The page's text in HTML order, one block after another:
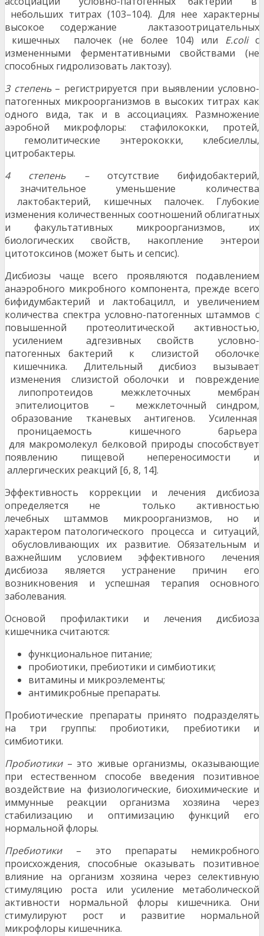
небольших титрах (103–104). Для нее характерны
высокое содержание лактазоотрицательных
кишечных палочек (не более 104) или Е.coliс
измененными ферментативными свойствами (не
способных гидролизовать лактозу).
3 степень – регистрируется при выявлении условно-
патогенных микроорганизмов в высоких титрах как
одного вида, так и в ассоциациях. Размножение
аэробной микрофлоры: стафилококки, протей,
гемолитические энтерококки, клебсиеллы,
цитробактеры.
4 степень – отсутствие бифидобактерий,
значительное уменьшение количества
лактобактерий, кишечных палочек. Глубокие
изменения количественных соотношений облигатных
и факультативных микроорганизмов, их
биологических свойств, накопление энтерои
цитотоксинов (может быть и сепсис).
Дисбиозы чаще всего проявляются подавлением
анаэробного микробного компонента, прежде всего
бифидумбактерий и лактобацилл, и увеличением
количества спектра условно-патогенных штаммов с
повышенной протеолитической активностью,
усилением адгезивных свойств условно-
патогенных бактерий к слизистой оболочке
кишечника. Длительный дисбиоз вызывает
изменения слизистой оболочки и повреждение
липопротеидов межклеточных мембран
эпителиоцитов – межклеточный синдром,
образование тканевых антигенов. Усиленная
проницаемость кишечного барьера
для макромолекул белковой природы способствует
появлению пищевой непереносимости и
аллергических реакций [6, 8, 14].
Эффективность коррекции и лечения дисбиоза
определяется не только активностью
лечебных штаммов микроорганизмов, но и
характером патологического процесса и ситуаций,
обусловливающих их развитие. Обязательным и
важнейшим условием эффективного лечения
дисбиоза является устранение причин его
возникновения и успешная терапия основного
заболевания.
Основой профилактики и лечения дисбиоза
кишечника считаются:
функциональное питание;
пробиотики, пребиотики и симбиотики;
витамины и микроэлементы;
антимикробные препараты.
Пробиотические препараты принято подразделять
на три группы: пробиотики, пребиотики и
симбиотики.
Пробиотики – это живые организмы, оказывающие
при естественном способе введения позитивное
воздействие на физиологические, биохимические и
иммунные реакции организма хозяина через
стабилизацию и оптимизацию функций его
нормальной флоры.
Пребиотики – это препараты немикробного
происхождения, способные оказывать позитивное
влияние на организм хозяина через селективную
стимуляцию роста или усиление метаболической
активности нормальной флоры кишечника. Они
стимулируют рост и развитие нормальной
микрофлоры кишечника.